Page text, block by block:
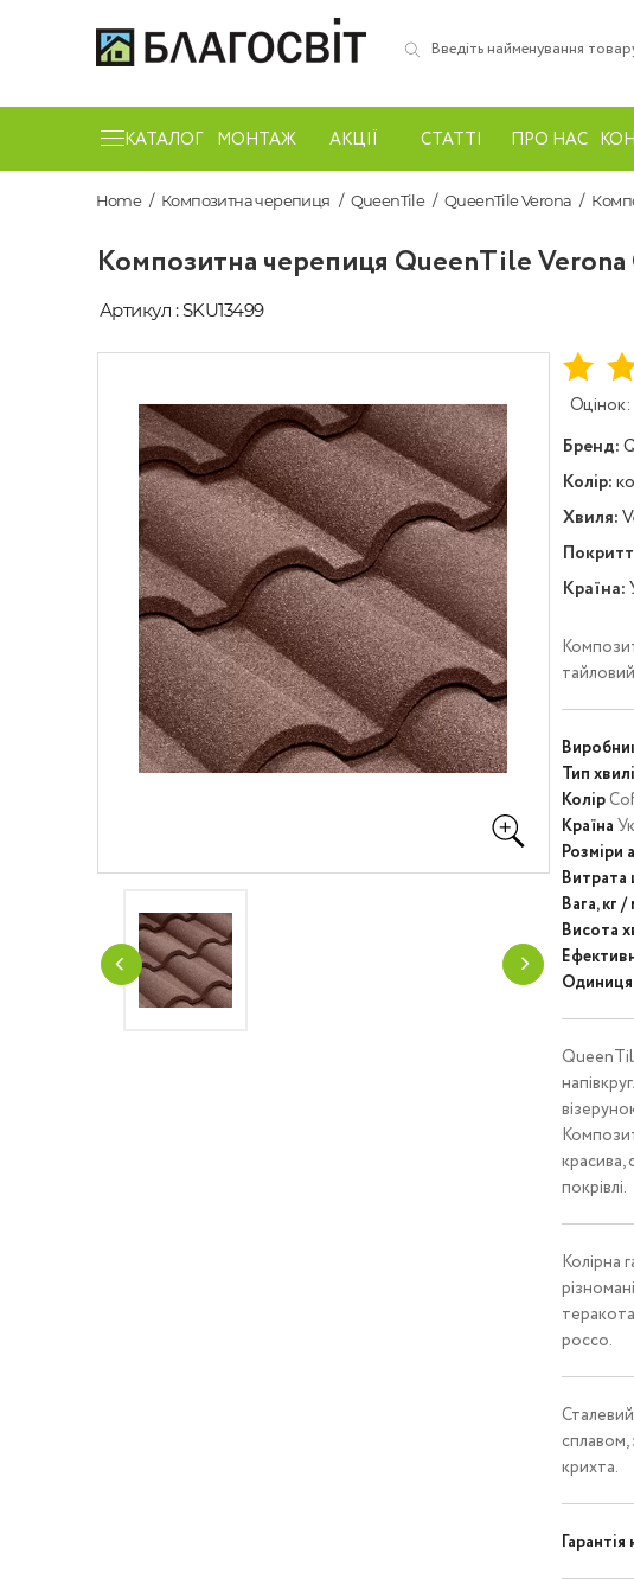
КАТАЛОГ МОНТАЖ АКЦІЇ СТАТТІ ПРО НАС
Home Композитна черепиця QueenTile QueenTile Verona
Композитна черепиця QueenTile Verona
Артикул : SKU13499
Оцінок:
Бренд:
Колір:
Хвиля:
Країна:
Тип хвилі
Колір
Країна
Розміри
Витрата
Вага, кг /
Висота
Одиниця
красива,
покрівлі.
Колірна
россо.
сплавом,
крихта.